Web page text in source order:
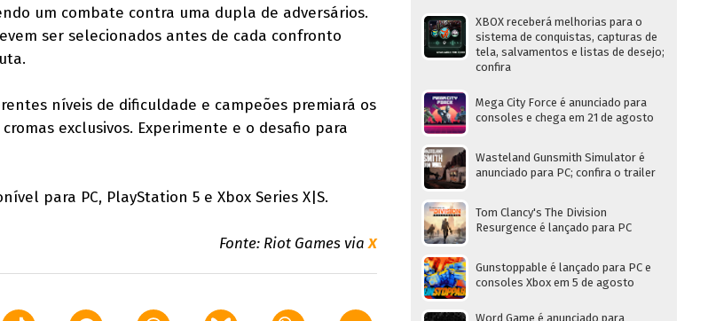
um combate contra uma dupla de adversários.
ser selecionados antes de cada confronto
níveis de dificuldade e campeões premiará os
exclusivos. Experimente e o desafio para
para PC, PlayStation 5 e Xbox Series X|S.
Fonte: Riot Games viaX
XBOX receberá melhorias para o
sistema de conquistas, capturas de
tela, salvamentos e listas de desejo;
confira
Mega City Force é anunciado para
consoles e chega em 21 de agosto
Wasteland Gunsmith Simulator é
anunciado para PC; confira o trailer
Tom Clancy's The Division
Resurgence é lançado para PC
Gunstoppable é lançado para PC e
consoles Xbox em 5 de agosto
Word Game é anunciado para